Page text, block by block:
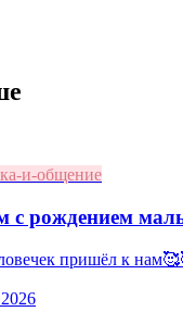
и-общение
с рождением
пришёл к